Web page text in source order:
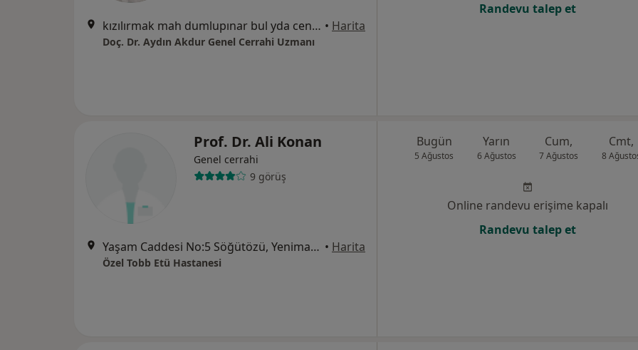
kızılırmak mah dumlupınar bul yda center No 9A/235, Ankara • Harita
Doç. Dr. Aydın Akdur Genel Cerrahi Uzmanı
Randevu talep et
Prof. Dr. Ali Konan
Genel cerrahi
9 görüş
Yaşam Caddesi No:5 Söğütözü, Yenimahalle • Harita
Özel Tobb Etü Hastanesi
Bugün
5 Ağustos
Yarın
6 Ağustos
Cum,
7 Ağustos
Cmt,
8
Online randevu erişime kapalı
Randevu talep et